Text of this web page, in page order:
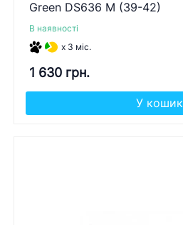
Green DS636 M (39-42)
В наявності
x 3 міс.
1 630 грн.
У кошик